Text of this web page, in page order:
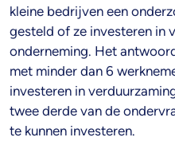
kleine bedrijven een
gesteld of ze investeren in
onderneming. Het
met minder dan 6
investeren in
twee derde van de
te kunnen investeren.